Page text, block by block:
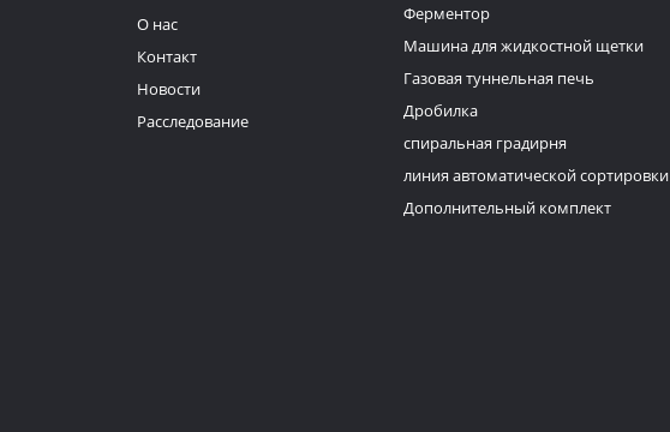
О нас
Контакт
Новости
Расследование
Ферментор
Машина для жидкостной щетки
Газовая туннельная печь
Дробилка
спиральная градирня
линия автоматической сортировки
Дополнительный комплект